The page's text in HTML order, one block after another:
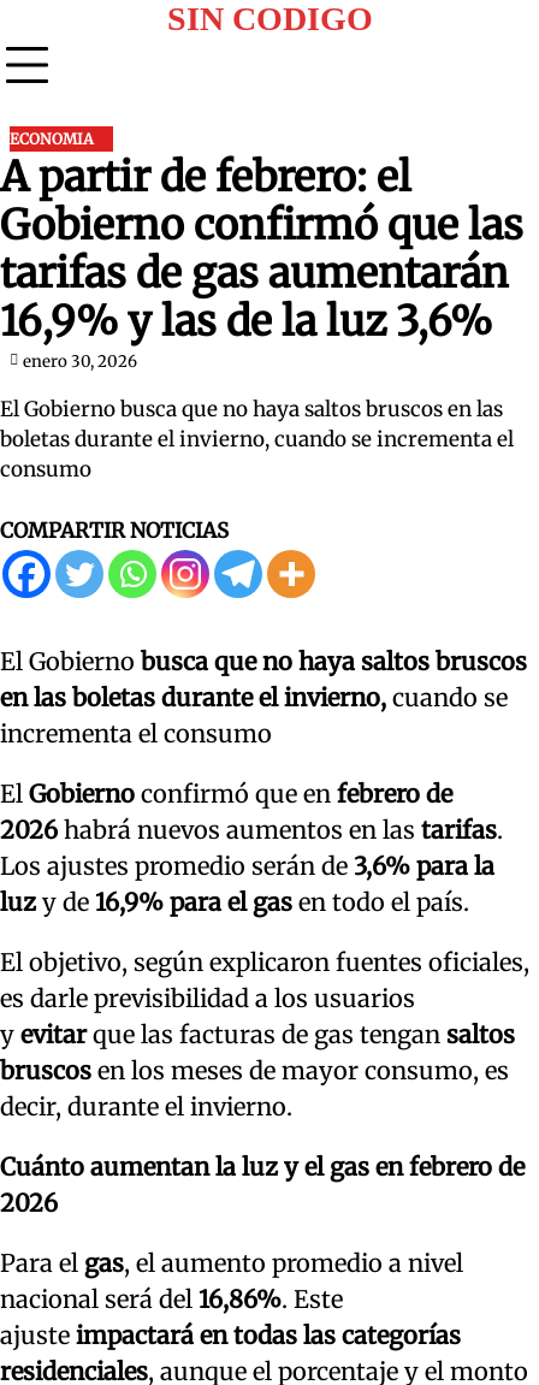
to
content
SIN CODIGO
ECONOMIA
A partir de febrero: el
Gobierno confirmó que las
tarifas de gas aumentarán
16,9% y las de la luz 3,6%
enero 30, 2026
El Gobierno busca que no haya saltos bruscos en las
boletas durante el invierno, cuando se incrementa el
consumo
COMPARTIR NOTICIAS
El Gobierno busca que no haya saltos bruscos
en las boletas durante el invierno, cuando se
incrementa el consumo
El Gobierno confirmó que en febrero de
2026 habrá nuevos aumentos en las tarifas.
Los ajustes promedio serán de 3,6% para la
luzy de 16,9% para el gas en todo el país.
El objetivo, según explicaron fuentes oficiales,
es darle previsibilidad a los usuarios
y evitarque las facturas de gas tengan saltos
bruscos en los meses de mayor consumo, es
decir, durante el invierno.
Cuánto aumentan la luz y el gas en febrero de
2026
Para el gas, el aumento promedio a nivel
nacional será del 16,86%. Este
ajuste impactará en todas las categorías
residenciales, aunque el porcentaje y el monto